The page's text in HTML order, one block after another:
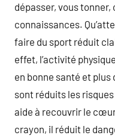
dépasser, vous
connaissances.
faire du sport réduit
effet, l’activité
en bonne santé et
sont réduits les
aide à recouvrir le
crayon, il réduit le